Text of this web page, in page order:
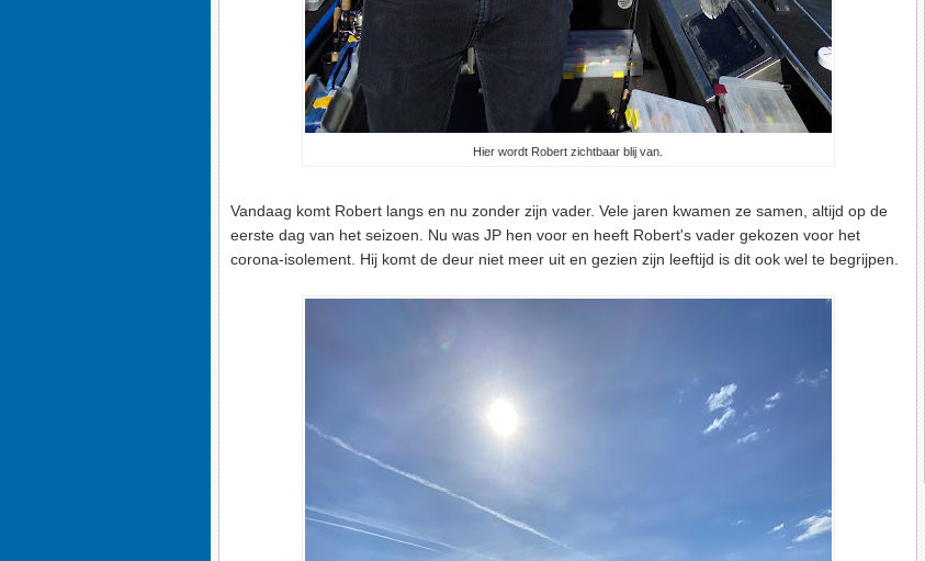
Hier wordt Robert zichtbaar blij van.
Vandaag komt Robert langs en nu zonder zijn vader. Vele jaren kwamen ze samen, altijd op de
eerste dag van het seizoen. Nu was JP hen voor en heeft Robert's vader gekozen voor het
corona-isolement. Hij komt de deur niet meer uit en gezien zijn leeftijd is dit ook wel te begrijpen.